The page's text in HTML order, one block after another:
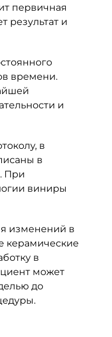
первичная
результат и
времени.
и
в
в
При
виниры
изменений в
керамические
в
может
до